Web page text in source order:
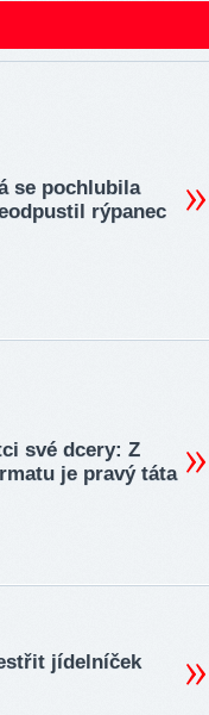
se pochlubila
rýpanec
své dcery: Z
je pravý táta
jídelníček